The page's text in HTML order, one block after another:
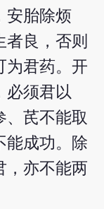
安胎除烦
良，否则
为君药。开
必须君以
、芪不能取
能成功。除
，亦不能两